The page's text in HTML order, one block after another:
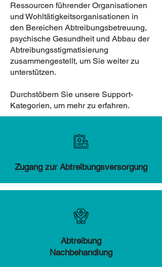
Ressourcen führender Organisationen
und Wohltätigkeitsorganisationen in
den Bereichen Abtreibungsbetreuung,
psychische Gesundheit und Abbau der
Abtreibungsstigmatisierung
zusammengestellt, um Sie weiter zu
unterstützen.
Durchstöbern Sie unsere Support-
Kategorien, um mehr zu erfahren.
Zugang zur Abtreibungsversorgung
Abtreibung
Nachbehandlung